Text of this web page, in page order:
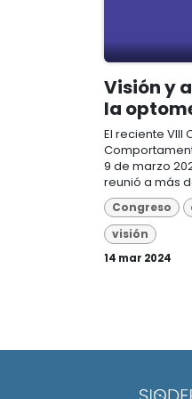
Visión y
la
El reciente
9 de marzo
reunió a más
Congreso
visión
14 mar 2024